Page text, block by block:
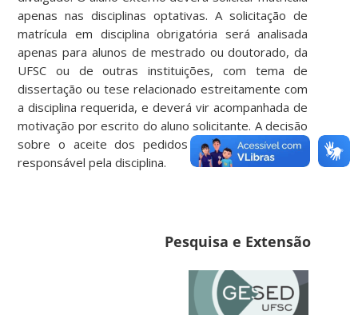
apenas nas disciplinas optativas. A solicitação de
matrícula em disciplina obrigatória será analisada
apenas para alunos de mestrado ou doutorado, da
UFSC ou de outras instituições, com tema de
dissertação ou tese relacionado estreitamente com
a disciplina requerida, e deverá vir acompanhada de
motivação por escrito do aluno solicitante. A decisão
sobre o aceite dos pedidos caberá ao docente
responsável pela disciplina.
Pesquisa e Extensão